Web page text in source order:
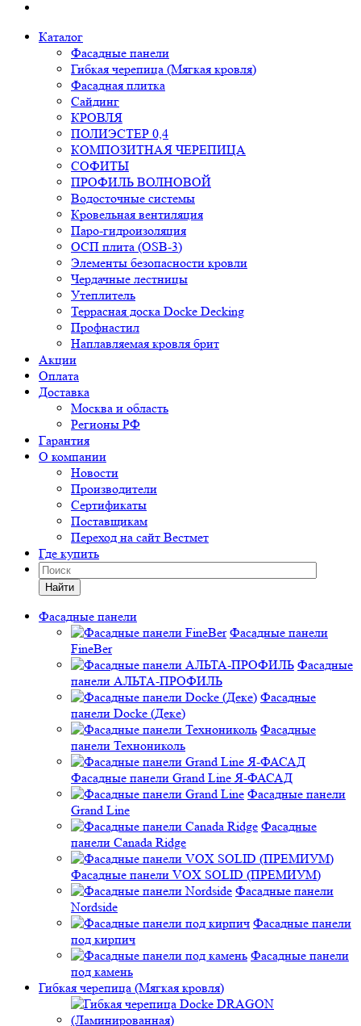
Каталог
Фасадные панели
Гибкая черепица (Мягкая кровля)
Фасадная плитка
Сайдинг
КРОВЛЯ
ПОЛИЭСТЕР 0,4
КОМПОЗИТНАЯ ЧЕРЕПИЦА
СОФИТЫ
ПРОФИЛЬ ВОЛНОВОЙ
Водосточные системы
Кровельная вентиляция
Паро-гидроизоляция
ОСП плита (OSB-3)
Элементы безопасности кровли
Чердачные лестницы
Утеплитель
Террасная доска Docke Decking
Профнастил
Наплавляемая кровля брит
Акции
Оплата
Доставка
Москва и область
Регионы РФ
Гарантия
О компании
Новости
Производители
Сертификаты
Поставщикам
Переход на сайт Вестмет
Где купить
Найти
Фасадные панели
Фасадные панели
FineBer
Фасадные
панели АЛЬТА-ПРОФИЛЬ
Фасадные
панели Docke (Деке)
Фасадные
панели Технониколь
Фасадные панели Grand Line Я-ФАСАД
Фасадные панели
Grand Line
Фасадные
панели Canada Ridge
Фасадные панели VOX SOLID (ПРЕМИУМ)
Фасадные панели
Nordside
Фасадные панели
под кирпич
Фасадные панели
под камень
Гибкая черепица (Мягкая кровля)